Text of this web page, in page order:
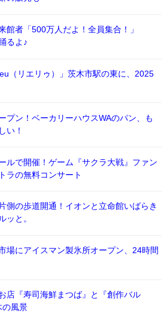
館者「500万人だよ！全員集合！」
るよ♪
（リエリゥ）」茨木市駅の東に、2025
プン！ベーカリーハウスWAのパン、も
い！
ルで開催！ゲーム『サクラ大戦』ファン
ラの無料コンサート
側の歩道開通！イオンと立命館いばらき
ッと。
場にアイスマン製氷所オープン、24時間
店『寿司海鮮まつば』と『創作バル
の風景